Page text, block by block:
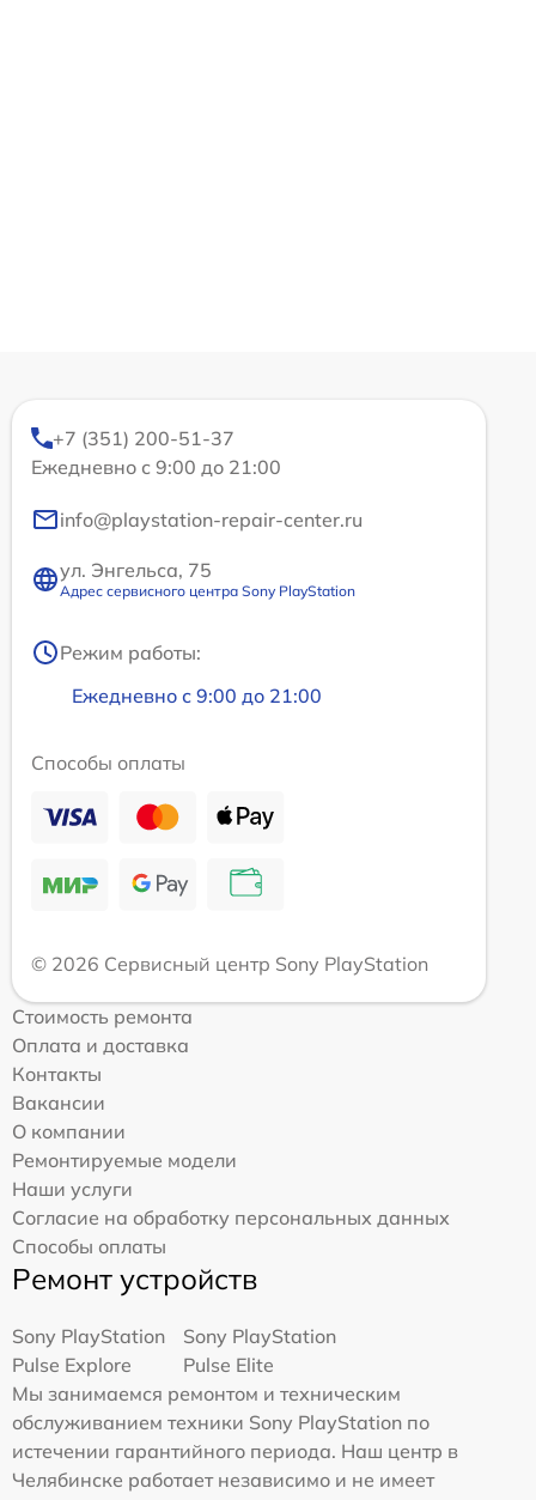
+7 (351) 200-51-37
Ежедневно с 9:00 до 21:00
info@playstation-repair-center.ru
ул. Энгельса, 75
Адрес сервисного центра Sony PlayStation
Режим работы:
Ежедневно с 9:00 до 21:00
Способы оплаты
© 2026 Сервисный центр Sony PlayStation
Стоимость ремонта
Оплата и доставка
Контакты
Вакансии
О компании
Ремонтируемые модели
Наши услуги
Согласие на обработку персональных данных
Способы оплаты
Ремонт устройств
Sony PlayStation
Pulse Explore
Sony PlayStation
Pulse Elite
Мы занимаемся ремонтом и техническим
обслуживанием техники Sony PlayStation по
истечении гарантийного периода. Наш центр в
Челябинске работает независимо и не имеет